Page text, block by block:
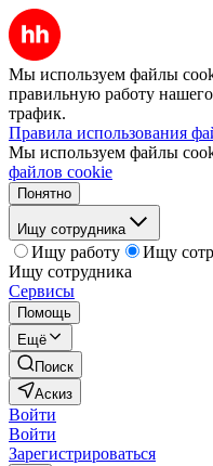
Мы используем файлы
правильную работу нашего
трафик.
Правила использования
Мы используем файлы
файлов cookie
Понятно
Ищу сотрудника
Ищу работу
Ищу
Ищу сотрудника
Сервисы
Помощь
Ещё
Поиск
Аскиз
Войти
Войти
Зарегистрироваться